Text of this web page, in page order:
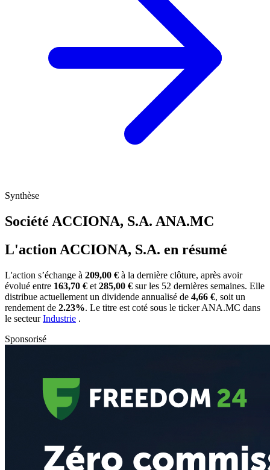
Synthèse
Société ACCIONA, S.A. ANA.MC
L'action ACCIONA, S.A. en résumé
L'action s’échange à 209,00 € à la dernière clôture, après avoir
évolué entre 163,70 € et 285,00 € sur les 52 dernières semaines. Elle
distribue actuellement un dividende annualisé de 4,66 €, soit un
rendement de 2.23%. Le titre est coté sous le tickerANA.MC dans
le secteurIndustrie .
Sponsorisé